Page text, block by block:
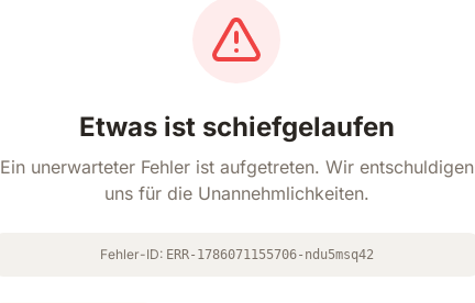
Etwas ist schiefgelaufen
Ein unerwarteter Fehler ist aufgetreten. Wir entschuldigen
uns für die Unannehmlichkeiten.
Fehler-ID: ERR-1786071155706-ndu5msq42